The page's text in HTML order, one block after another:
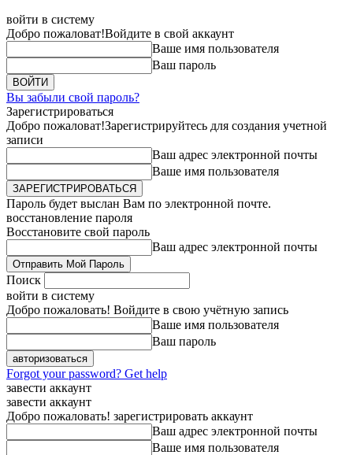
войти в систему
Добро пожаловат!Войдите в свой аккаунт
Ваше имя пользователя
Ваш пароль
Вы забыли свой пароль?
Зарегистрироваться
Добро пожаловат!Зарегистрируйтесь для создания учетной
записи
Ваш адрес электронной почты
Ваше имя пользователя
Пароль будет выслан Вам по электронной почте.
восстановление пароля
Восстановите свой пароль
Ваш адрес электронной почты
Поиск
войти в систему
Добро пожаловать! Войдите в свою учётную запись
Ваше имя пользователя
Ваш пароль
Forgot your password? Get help
завести аккаунт
завести аккаунт
Добро пожаловать! зарегистрировать аккаунт
Ваш адрес электронной почты
Ваше имя пользователя